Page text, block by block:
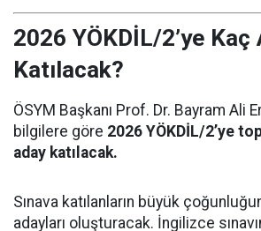
2026 YÖKDİL/2’ye Kaç
Katılacak?
ÖSYM Başkanı Prof. Dr. Bayram Ali
bilgilere göre 2026 YÖKDİL/2’ye
aday katılacak.
Sınava katılanların büyük
adayları oluşturacak. İngilizce